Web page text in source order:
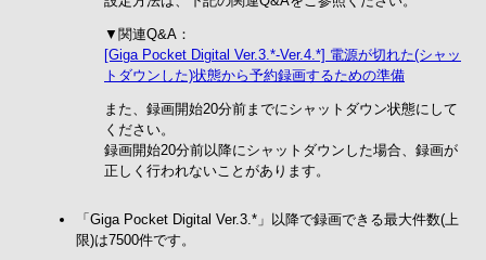
▼関連Q&A：
[Giga Pocket Digital Ver.3.*-Ver.4.*] 電源が切れた(シャッ
トダウンした)状態から予約録画するための準備
また、録画開始20分前までにシャットダウン状態にして
ください。
録画開始20分前以降にシャットダウンした場合、録画が
正しく行われないことがあります。
「Giga Pocket Digital Ver.3.*」以降で録画できる最大件数(上
限)は7500件です。